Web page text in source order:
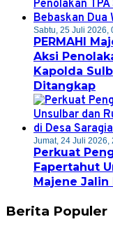
Sabtu, 25 Juli 2026,
PERMAHI
Aksi
Kapolda
Ditangkap
Jumat, 24 Juli 2026,
Perkuat
Fapertahut
Majene Jalin
Berita Populer